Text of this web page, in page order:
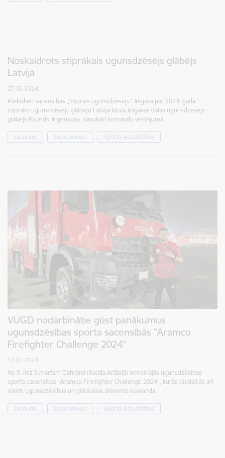
Noskaidrots stiprākais ugunsdzēsējs glābējs
Latvijā
27.05.2024.
Piektdien sacensībās „Stiprais ugunsdzēsējs” Jelgavā par 2024. gada
stiprāko ugunsdzēsēju glābēju Latvijā kļuva Jelgavas daļas ugunsdzēsējs
glābējs Ričards Jirgensons, savukārt komandu vērtējumā…
Jaunumi Lepojamies! Sporta aktualitātes
VUGD nodarbinātie gūst panākumus
ugunsdzēsības sporta sacensībās "Aramco
Firefighter Challenge 2024"
12.03.2024.
No 5. līdz 9.martam Dahrānā (Saūda Arābijā) norisinājās ugunsdzēsības
sporta sacensības “Aramco Firefighter Challenge 2024”, kurās piedalījās arī
Valsts ugunsdzēsības un glābšanas dienesta komanda…
Jaunumi Lepojamies! Sporta aktualitātes